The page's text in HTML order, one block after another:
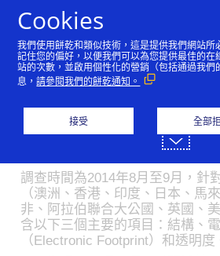
現金流量透
Visa商務解決方案委託業界領先
研究和分析公司East & Partners
年Visa現金流量透明度指數」調查
調查時間為2014年8月至9月，針
（澳洲、香港、印度、日本、馬
非、阿拉伯聯合大公國、英國、
含以下三個主要的項目：結構、
（Electronic Footprint）和透明度
Cookies
我們使用餅乾和類似技術，這是提供我們網站
記住您的偏好，以便我們可以為您提供最佳的
站的次數，並啟用個性化的營銷（包括通過我
息，請參閱我們的餅乾通知。
接受 全部